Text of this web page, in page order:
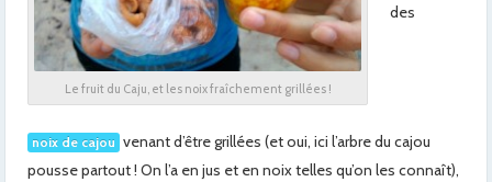
Le fruit du Caju, et les noix fraîchement grillées !
des
noix de cajou venant d’être grillées (et oui, ici l’arbre du cajou
pousse partout ! On l’a en jus et en noix telles qu’on les connaît),